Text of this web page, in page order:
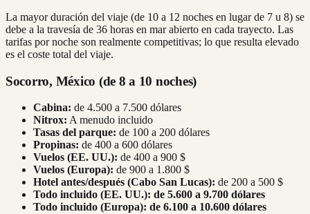
La mayor duración del viaje (de 10 a 12 noches en lugar de 7 u 8) se
debe a la travesía de 36 horas en mar abierto en cada trayecto. Las
tarifas por noche son realmente competitivas; lo que resulta elevado
es el coste total del viaje.
Socorro, México (de 8 a 10 noches)
Cabina: de 4.500 a 7.500 dólares
Nitrox: A menudo incluido
Tasas del parque: de 100 a 200 dólares
Propinas: de 400 a 600 dólares
Vuelos (EE. UU.): de 400 a 900 $
Vuelos (Europa): de 900 a 1.800 $
Hotel antes/después (Cabo San Lucas): de 200 a 500 $
Todo incluido (EE. UU.): de 5.600 a 9.700 dólares
Todo incluido (Europa): de 6.100 a 10.600 dólares